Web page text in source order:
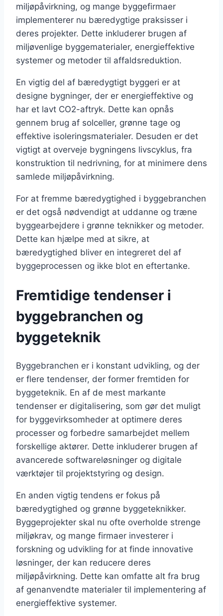
miljøpåvirkning, og mange byggefirmaer
implementerer nu bæredygtige praksisser i
deres projekter. Dette inkluderer brugen af
miljøvenlige byggematerialer, energieffektive
systemer og metoder til affaldsreduktion.
En vigtig del af bæredygtigt byggeri er at
designe bygninger, der er energieffektive og
har et lavt CO2-aftryk. Dette kan opnås
gennem brug af solceller, grønne tage og
effektive isoleringsmaterialer. Desuden er det
vigtigt at overveje bygningens livscyklus, fra
konstruktion til nedrivning, for at minimere dens
samlede miljøpåvirkning.
For at fremme bæredygtighed i byggebranchen
er det også nødvendigt at uddanne og træne
byggearbejdere i grønne teknikker og metoder.
Dette kan hjælpe med at sikre, at
bæredygtighed bliver en integreret del af
byggeprocessen og ikke blot en eftertanke.
Fremtidige tendenser i
byggebranchen og
byggeteknik
Byggebranchen er i konstant udvikling, og der
er flere tendenser, der former fremtiden for
byggeteknik. En af de mest markante
tendenser er digitalisering, som gør det muligt
for byggevirksomheder at optimere deres
processer og forbedre samarbejdet mellem
forskellige aktører. Dette inkluderer brugen af
avancerede softwareløsninger og digitale
værktøjer til projektstyring og design.
En anden vigtig tendens er fokus på
bæredygtighed og grønne byggeteknikker.
Byggeprojekter skal nu ofte overholde strenge
miljøkrav, og mange firmaer investerer i
forskning og udvikling for at finde innovative
løsninger, der kan reducere deres
miljøpåvirkning. Dette kan omfatte alt fra brug
af genanvendte materialer til implementering af
energieffektive systemer.